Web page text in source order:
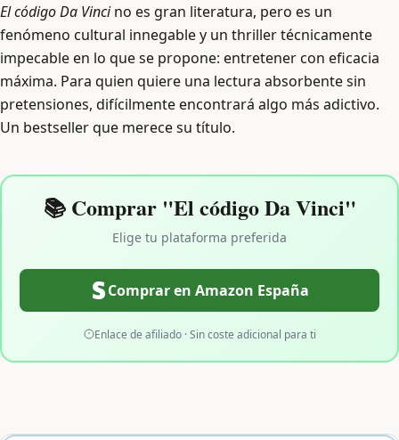
El código Da Vincino es gran literatura, pero es un
fenómeno cultural innegable y un thriller técnicamente
impecable en lo que se propone: entretener con eficacia
máxima. Para quien quiere una lectura absorbente sin
pretensiones, difícilmente encontrará algo más adictivo.
Un bestseller que merece su título.
📚 Comprar "El código Da Vinci"
Elige tu plataforma preferida
Comprar en Amazon España
Enlace de afiliado · Sin coste adicional para ti